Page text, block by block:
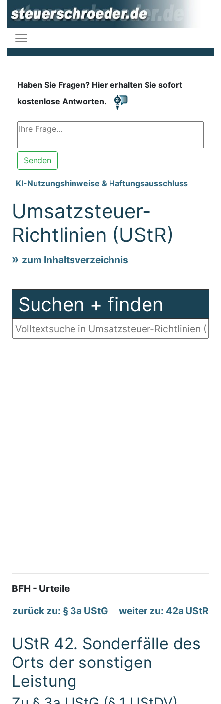
Haben Sie Fragen? Hier erhalten Sie sofort
kostenlose Antworten.
Senden
KI-Nutzungshinweise & Haftungsausschluss
Umsatzsteuer-
Richtlinien (UStR)
zum Inhaltsverzeichnis
Suchen + finden
BFH - Urteile
zurück zu: § 3a UStG
weiter zu: 42a UStR
UStR 42. Sonderfälle des
Orts der sonstigen
Leistung